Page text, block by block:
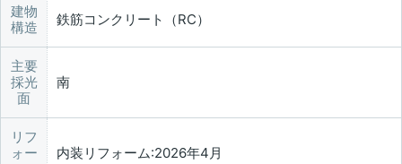
建物
構造
鉄筋コンクリート（RC）
主要
採光
面
南
リフ
ォー
内装リフォーム:2026年4月